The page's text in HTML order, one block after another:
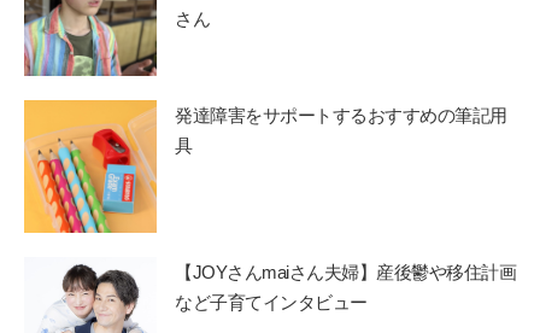
さん
発達障害をサポートするおすすめの筆記用
具
【JOYさんmaiさん夫婦】産後鬱や移住計画
など子育てインタビュー